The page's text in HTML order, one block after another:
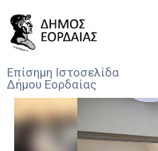
Επίσημη Ιστοσελίδα
Δήμου Εορδαίας
Ο
Δήμος
Νέα